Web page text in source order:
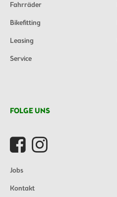
Fahrräder
Bikefitting
Leasing
Service
FOLGE UNS
Jobs
Kontakt